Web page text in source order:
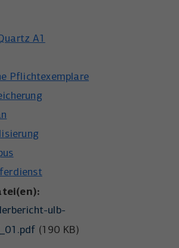
A1
Pflichtexemplare
ulb-
(190 KB)